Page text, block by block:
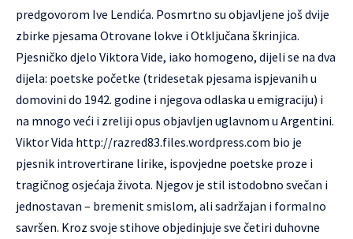
predgovorom Ive Lendića. Posmrtno su objavljene još dvije
zbirke pjesama Otrovane lokve i Otključana škrinjica.
Pjesničko djelo Viktora Vide, iako homogeno, dijeli se na dva
dijela: poetske početke (tridesetak pjesama ispjevanih u
domovini do 1942. godine i njegova odlaska u emigraciju) i
na mnogo veći i zreliji opus objavljen uglavnom u Argentini.
Viktor Vida http://razred83.files.wordpress.com bio je
pjesnik introvertirane lirike, ispovjedne poetske proze i
tragičnog osjećaja života. Njegov je stil istodobno svečan i
jednostavan – bremenit smislom, ali sadržajan i formalno
savršen. Kroz svoje stihove objedinjuje sve četiri duhovne